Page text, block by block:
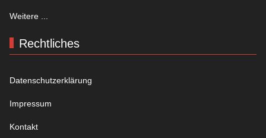
Weitere ...
Rechtliches
Datenschutzerklärung
Impressum
Kontakt